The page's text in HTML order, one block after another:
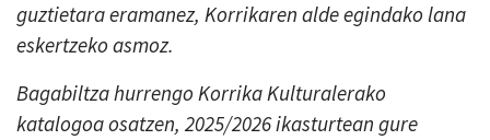
guztietara eramanez, Korrikaren alde egindako lana
eskertzeko asmoz.
Bagabiltza hurrengo Korrika Kulturalerako
katalogoa osatzen, 2025/2026 ikasturtean gure